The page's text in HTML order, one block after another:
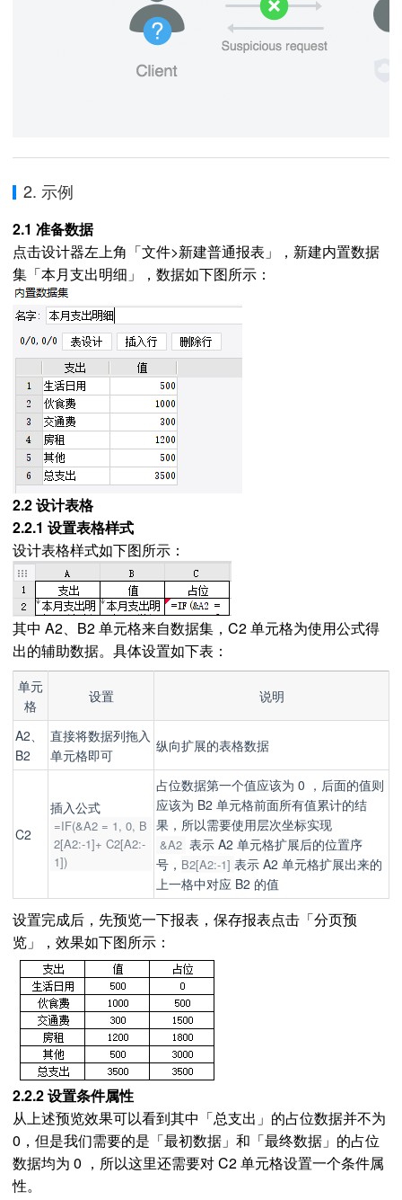
2. 示例
2.1 准备数据
点击设计器左上角「文件>新建普通报表」，新建内置数据
集「本月支出明细」，数据如下图所示：
2.2 设计表格
2.2.1 设置表格样式
设计表格样式如下图所示：
其中 A2、B2 单元格来自数据集，C2 单元格为使用公式得
出的辅助数据。具体设置如下表：
单元
格
设置 说明
A2、
B2
直接将数据列拖入
单元格即可
纵向扩展的表格数据
C2
插入公式
=IF(&A2 = 1, 0, B
2[A2:-1]+ C2[A2:-
1])
占位数据第一个值应该为 0 ，后面的值则
应该为 B2 单元格前面所有值累计的结
果，所以需要使用层次坐标实现
&A2 表示 A2 单元格扩展后的位置序
号， B2[A2:-1] 表示 A2 单元格扩展出来的
上一格中对应 B2 的值
设置完成后，先预览一下报表，保存报表点击「分页预
览」，效果如下图所示：
2.2.2 设置条件属性
从上述预览效果可以看到其中「总支出」的占位数据并不为
0，但是我们需要的是「最初数据」和「最终数据」的占位
数据均为 0 ，所以这里还需要对 C2 单元格设置一个条件属
性。